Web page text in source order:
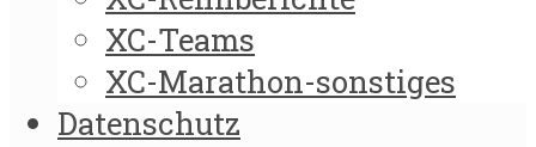
XC-Teams
XC-Marathon-sonstiges
Datenschutz